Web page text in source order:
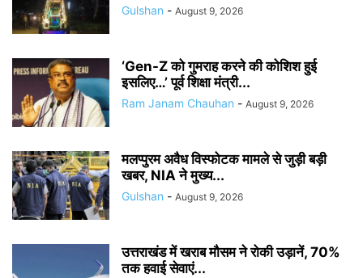
Gulshan - August 9, 2026
‘Gen-Z को गुमराह करने की कोशिश हुई
इसलिए…’ पूर्व शिक्षा मंत्री...
Ram Janam Chauhan - August 9, 2026
मलप्पुरम अवैध विस्फोटक मामले से जुड़ी बड़ी
खबर, NIA ने मुख्य...
Gulshan - August 9, 2026
उत्तराखंड में खराब मौसम ने रोकी उड़ानें, 70%
तक हवाई सेवाएं...